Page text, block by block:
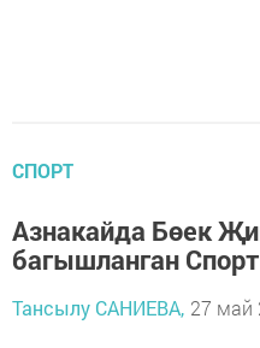
СПОРТ
Азнакайда Бөек
багышланган
Тансылу САНИЕВА, 27 май